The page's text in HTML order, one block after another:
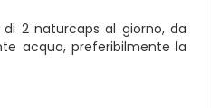
di 2 naturcaps al giorno, da
acqua, preferibilmente la